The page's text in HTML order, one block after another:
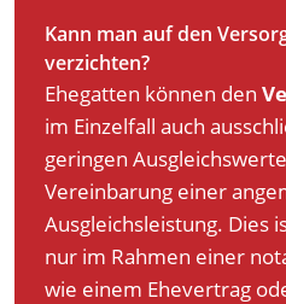
Kann man auf den
verzichten?
Ehegatten können den
im Einzelfall auch
geringen
Vereinbarung einer
Ausgleichsleistung. Dies
nur im Rahmen einer
wie einem Ehevertrag